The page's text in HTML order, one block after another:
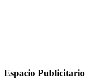
Espacio Publicitario